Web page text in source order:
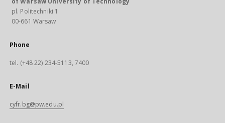
pl. Politechniki 1
00-661 Warsaw
Phone
tel. (+48 22) 234-5113, 7400
E-Mail
cyfr.bg@pw.edu.pl